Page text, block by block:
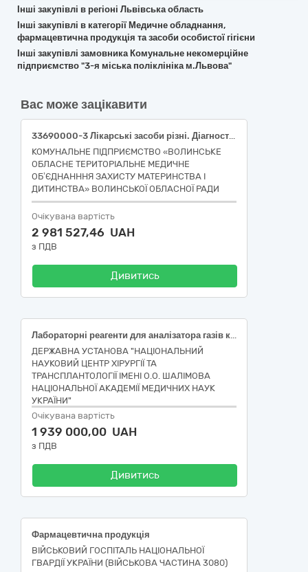
Інші закупівлі в регіоні Львівська область
Інші закупівлі в категорії Медичне обладнання,
фармацевтична продукція та засоби особистої гігієни
Інші закупівлі замовника Комунальне некомерційне
підприємство "3-я міська поліклініка м.Львова"
Вас може зацікавити
33690000-3 Лікарські засоби різні. Діагностичний моноклональний реагент анти-А, Діагностичний моноклональний реагент анти-В, Діагностичний моноклональний реагент анти-D, Діагностичний моноклональний реагент анти-D/DVI IgМ/ IgG, Діагностичний моноклональний реагент анти-А,В plus, Діагностичний поліспецифічний антилюдський глобулін анти-С3d IgМ/ IgG plus, Набір ІФА для визначення прокальцитоніну , Біо-Ксель плюс протромбіновий час (ПЧ) , (5 x 8 мл [ml]), Кювети оптичні, (500 шт [psc]), Біо-Ксель Eкo AЧТЧ (5 х 5 мл [ml], 5 х 6 мл [ml]), Біо-Ксель Еко Фібриноген (5 х 2 мл [ml], 4 x 25 мл [ml]), Біо-Ксель Калібратор систем, (10 x 1 мл [ml]), Біо-Ксель Еко Нормал (Контроль) (10 x 1 мл [ml]), Біо-Ксель Eкo Abnormal L (Контроль) (10 x 1 мл [ml]), Біо-Ксель Eкo Abnormal H (Контроль) (10 x 1 мл [ml]), Біо-Ксель тромбіновий час (ТЧ) Еко, (4 x 5 мл [ml], 1 x 9 мл [ml]), Мультистандарт 12 mmol/l, готовий до використання, 100 х 2 мл в мікропробірках червоного кольору, Глюкоза / Лактат реагенти системи, каністра 5000 мл (ml), Глюкоза / лактат гемолізуючий розчин, 20 мкл (µL) безперервні пласмасові капіляри (Sodium [Na+] гепаринові), 1000 x 1 мл (ml) в мікропробірках без кольору, 10 x 100 капілярів, ReadyCon нормальна Тестовий розчин для глюкози та лактату, готові до використання, 25 х 1 мл (ml) в мікропробірках 2.0 мл (ml) жовтий, ReadyCon патологічна Тестовий розчин для глюкози та лактату, готові до використання, 25 х 1 мл (ml) в мікропробірках 2.0 мл (ml) коричневий, Чіп сенсор тип II для Глюкози (BIOSEN С_line та S_line), Чiп сенсор тип II для Лактату (BIOSEN С_line та S_line), Набір реагентів для імуноферментного визначення загального IgE в сироватці (плазмі) крові), НАБІР №1-20: 20% суспензія стандартних еритроцитів групи 0 Rh+поз. CcDEe; 0 Rh-нег. сcdеe; А 1, Rh+поз.; В Rh+поз., КГБС, Желатину розчин 10% по 10 мл, N10, Набір контрольних розчинів для ШОЕ, Смарт-карта для аналізатора ШОЕ, Натрій лимоннокислий 3-зам фарм 1кг, Натрій хлористий фарм 1кг, Сульфосаліцилова кислота чда 1кг, Азур-еозин по Романовському 1л , Еозин по Май-Грюнвальду 1л
КОМУНАЛЬНЕ ПІДПРИЄМСТВО «ВОЛИНСЬКЕ
ОБЛАСНЕ ТЕРИТОРІАЛЬНЕ МЕДИЧНЕ
ОБ’ЄДНАНННЯ ЗАХИСТУ МАТЕРИНСТВА І
ДИТИНСТВА» ВОЛИНСЬКОЇ ОБЛАСНОЇ РАДИ
Очікувана вартість
2 981 527,46 UAH
з ПДВ
Дивитись
Лабораторні реагенти для аналізатора газів крові АВL 800 (ДК 021:2015 - 33690000-3 Лікарські засоби різні)
ДЕРЖАВНА УСТАНОВА "НАЦІОНАЛЬНИЙ
НАУКОВИЙ ЦЕНТР ХІРУРГІЇ ТА
ТРАНСПЛАНТОЛОГІЇ ІМЕНІ О.О. ШАЛІМОВА
НАЦІОНАЛЬНОЇ АКАДЕМІЇ МЕДИЧНИХ НАУК
УКРАЇНИ"
Очікувана вартість
1 939 000,00 UAH
з ПДВ
Дивитись
Фармацевтична продукція
ВІЙСЬКОВИЙ ГОСПІТАЛЬ НАЦІОНАЛЬНОЇ
ГВАРДІЇ УКРАЇНИ (ВІЙСЬКОВА ЧАСТИНА 3080)